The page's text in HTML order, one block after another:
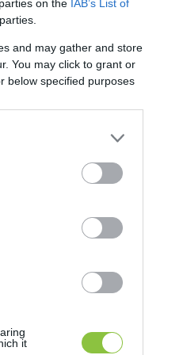
on the IAB’s List of
and may gather and store
You may click to grant or
below specified purposes
it
történik. Miután a
egy-egy gyorsítás. De
hogy minden
valaki azt jelenti, hogy